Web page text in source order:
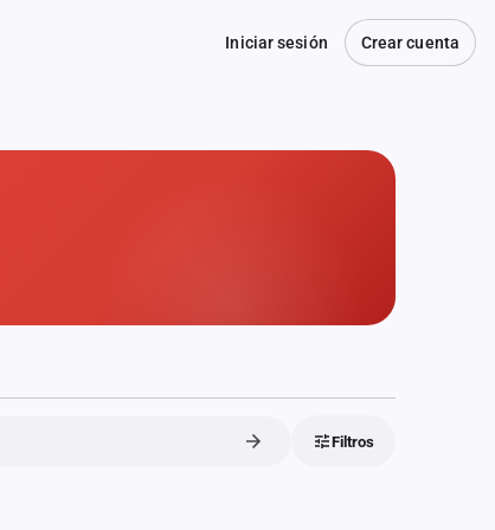
Iniciar sesión Crear cuenta
Filtros